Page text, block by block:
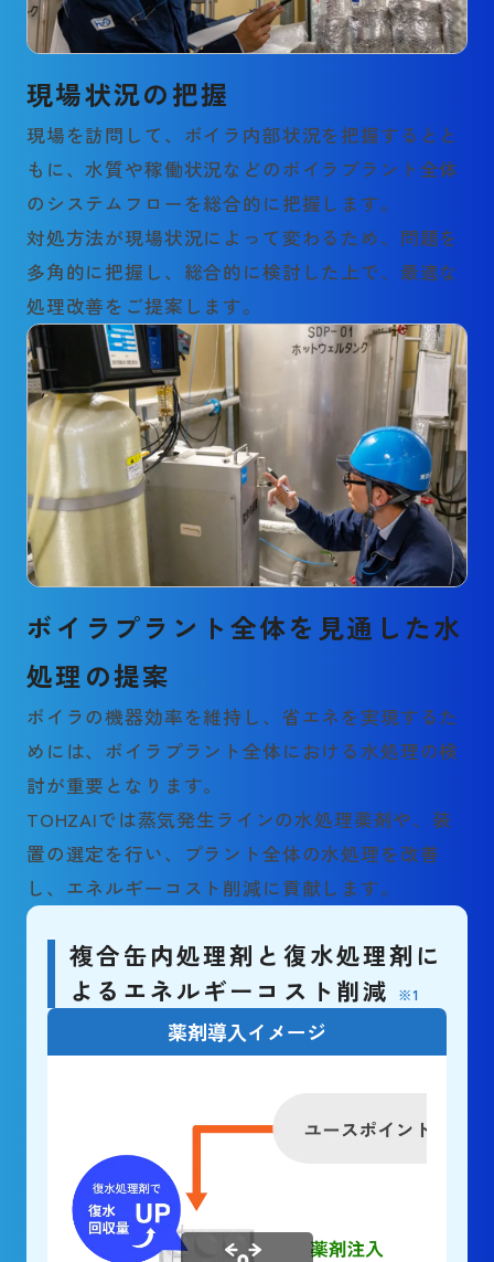
現場状況の把握
現場を訪問して、ボイラ内部状況を把握するとと
もに、水質や稼働状況などのボイラプラント全体
のシステムフローを総合的に把握します。
対処方法が現場状況によって変わるため、問題を
多角的に把握し、総合的に検討した上で、最適な
処理改善をご提案します。
ボイラプラント全体を見通した水
処理の提案
ボイラの機器効率を維持し、省エネを実現するた
めには、ボイラプラント全体における水処理の検
討が重要となります。
TOHZAIでは蒸気発生ラインの水処理薬剤や、装
置の選定を行い、プラント全体の水処理を改善
し、エネルギーコスト削減に貢献します。
複合缶内処理剤と復水処理剤に
よるエネルギーコスト削減
※1
薬剤導入イメージ